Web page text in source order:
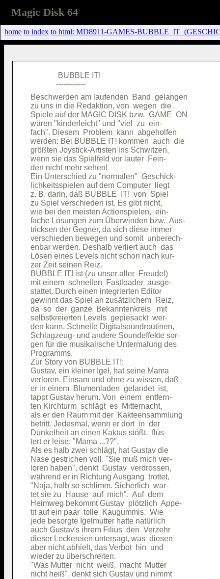
Magic Disk 64
home to index to html: MD8911-GAMES-
              BUBBLE IT!
Beschwerden am laufenden  Band  gelangen
zu uns in die Redaktion, von  wegen  die
Spiele auf der MAGIC DISK bzw.  GAME  ON
wären "kinderleicht" und "viel  zu  ein-
fach". Diesem  Problem  kann  abgeholfen
werden: Bei BUBBLE IT! kommen  auch  die
größten Joystick-Artisten ins Schwitzen,
wenn sie das Spielfeld vor lauter  Fein-
den nicht mehr sehen!
Ein Unterschied zu "normalen"  Geschick-
lichkeitsspielen auf dem Computer  liegt
z. B. darin, daß BUBBLE  IT!  von  Spiel
zu Spiel verschieden ist. Es gibt nicht,
wie bei den meisten Actionspielen,  ein-
fache Lösungen zum Überwinden bzw.  Aus-
tricksen der Gegner, da sich diese immer
verschieden bewegen und somit  unberech-
enbar werden. Deshalb verliert auch  das
Lösen eines Levels nicht schon nach kur-
zer Zeit seinen Reiz.
BUBBLE IT! ist (zu unser aller  Freude!)
mit einem  schnellen  Fastloader  ausge-
stattet. Durch einen integrierten Editor
gewinnt das Spiel an zusätzlichem  Reiz,
da  so  der  ganze  Bekanntenkreis   mit
selbstkreierten Levels  gepiesackt  wer-
den kann. Schnelle Digitalsoundroutinen,
Schlagzeug- und andere Soundeffekte sor-
gen für die musikalische Untermalung des
Programms.
Zur Story von BUBBLE IT!:
Gustav, ein kleiner Igel, hat seine Mama
verloren. Einsam und ohne zu wissen, daß
er in einem  Blumenladen  gelandet  ist,
tappt Gustav herum. Von  einem  entfern-
ten Kirchturm  schlägt  es  Mitternacht,
als er den Raum mit der  Kakteensammlung
betritt. Jedesmal, wenn er dort  in  der
Dunkelheit an einen Kaktus stößt,  flüs-
tert er leise: "Mama ...??".
Als es halb zwei schlägt, hat Gustav die
Nase gestrichen voll. "Sie muß mich ver-
loren haben", denkt  Gustav  verdrossen,
während er in Richtung Ausgang  trottet,
"Naja, halb so schlimm. Sicherlich  war-
tet sie zu  Hause  auf  mich".  Auf  dem
Heimweg bekommt Gustav  plötzlich  Appe-
tit auf ein paar  tolle  Kaugummis.  Wie
jede besorgte Igelmutter hatte natürlich
auch Gustav's ihrem Filius  den  Verzehr
dieser Leckereien untersagt, was  diesen
aber nicht abhielt, das Verbot  hin  und
wieder zu überschreiten.
"Was Mutter  nicht  weiß,  macht  Mutter
nicht heiß", denkt sich Gustav und nimmt